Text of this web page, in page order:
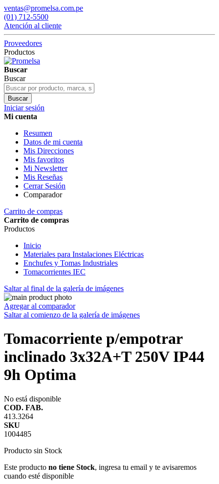
ventas@promelsa.com.pe
(01) 712-5500
Atención al cliente
Proveedores
Productos
Buscar
Buscar
Buscar
Iniciar sesión
Mi cuenta
Resumen
Datos de mi cuenta
Mis Direcciones
Mis favoritos
Mi Newsletter
Mis Reseñas
Cerrar Sesión
Comparador
Carrito de compras
Carrito de compras
Productos
Inicio
Materiales para Instalaciones Eléctricas
Enchufes y Tomas Industriales
Tomacorrientes IEC
Saltar al final de la galería de imágenes
Agregar al comparador
Saltar al comienzo de la galería de imágenes
Tomacorriente p/empotrar
inclinado 3x32A+T 250V IP44
9h Optima
No está disponible
COD. FAB.
413.3264
SKU
1004485
Producto sin Stock
Este producto no tiene Stock, ingresa tu email y te avisaremos
cuando esté disponible